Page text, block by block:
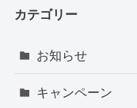
カテゴリー
お知らせ
キャンペーン